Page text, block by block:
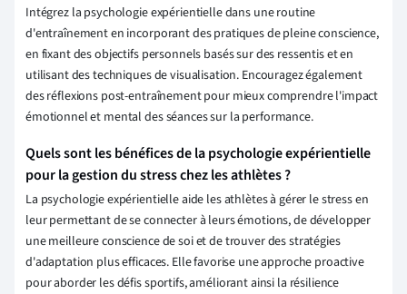
Intégrez la psychologie expérientielle dans une routine
d'entraînement en incorporant des pratiques de pleine conscience,
en fixant des objectifs personnels basés sur des ressentis et en
utilisant des techniques de visualisation. Encouragez également
des réflexions post-entraînement pour mieux comprendre l'impact
émotionnel et mental des séances sur la performance.
Quels sont les bénéfices de la psychologie expérientielle
pour la gestion du stress chez les athlètes ?
La psychologie expérientielle aide les athlètes à gérer le stress en
leur permettant de se connecter à leurs émotions, de développer
une meilleure conscience de soi et de trouver des stratégies
d'adaptation plus efficaces. Elle favorise une approche proactive
pour aborder les défis sportifs, améliorant ainsi la résilience